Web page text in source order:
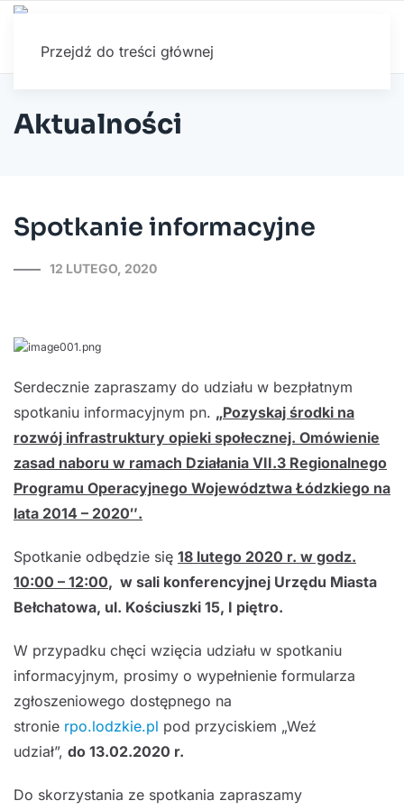
Przejdź do treści głównej
Aktualności
Spotkanie informacyjne
12 LUTEGO, 2020
Serdecznie zapraszamy do udziału w bezpłatnym
spotkaniu informacyjnym pn. „Pozyskaj środki na
rozwój infrastruktury opieki społecznej. Omówienie
zasad naboru w ramach Działania VII.3 Regionalnego
Programu Operacyjnego Województwa Łódzkiego na
lata 2014 – 2020″.
Spotkanie odbędzie się 18 lutego 2020 r. w godz.
10:00 – 12:00, w sali konferencyjnej Urzędu Miasta
Bełchatowa, ul. Kościuszki 15, I piętro.
W przypadku chęci wzięcia udziału w spotkaniu
informacyjnym, prosimy o wypełnienie formularza
zgłoszeniowego dostępnego na
stronie rpo.lodzkie.pl pod przyciskiem „Weź
udział”, do 13.02.2020 r.
Do skorzystania ze spotkania zapraszamy